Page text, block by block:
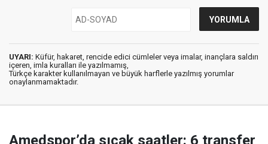
UYARI: Küfür, hakaret, rencide edici cümleler veya imalar, inançlara saldırı
içeren, imla kuralları ile yazılmamış,
Türkçe karakter kullanılmayan ve büyük harflerle yazılmış yorumlar
onaylanmamaktadır.
Amedspor’da sıcak saatler: 6 transfer